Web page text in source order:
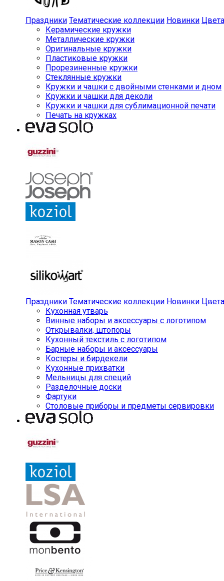
Праздники Тематические коллекции Новинки Цвета
Керамические кружки
Металлические кружки
Оригинальные кружки
Пластиковые кружки
Прорезиненные кружки
Стеклянные кружки
Кружки и чашки с двойными стенками и дном
Кружки и чашки для деколи
Кружки и чашки для сублимационной печати
Печать на кружках
Праздники Тематические коллекции Новинки Цвета
Кухонная утварь
Винные наборы и аксессуары с логотипом
Открывалки, штопоры
Кухонный текстиль с логотипом
Барные наборы и аксессуары
Костеры и бирдекели
Кухонные прихватки
Мельницы для специй
Разделочные доски
Фартуки
Столовые приборы и предметы сервировки